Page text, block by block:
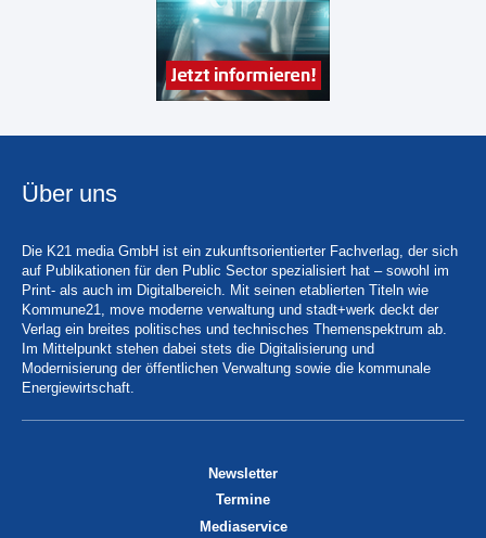
Über uns
Die K21 media GmbH ist ein zukunftsorientierter Fachverlag, der sich
auf Publikationen für den Public Sector spezialisiert hat – sowohl im
Print- als auch im Digitalbereich. Mit seinen etablierten Titeln wie
Kommune21, move moderne verwaltung und stadt+werk deckt der
Verlag ein breites politisches und technisches Themenspektrum ab.
Im Mittelpunkt stehen dabei stets die Digitalisierung und
Modernisierung der öffentlichen Verwaltung sowie die kommunale
Energiewirtschaft.
Newsletter
Termine
Mediaservice